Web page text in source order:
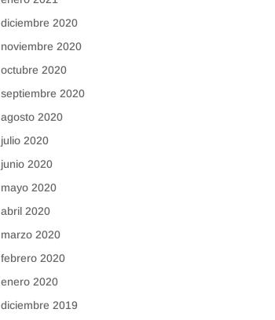
diciembre 2020
noviembre 2020
octubre 2020
septiembre 2020
agosto 2020
julio 2020
junio 2020
mayo 2020
abril 2020
marzo 2020
febrero 2020
enero 2020
diciembre 2019